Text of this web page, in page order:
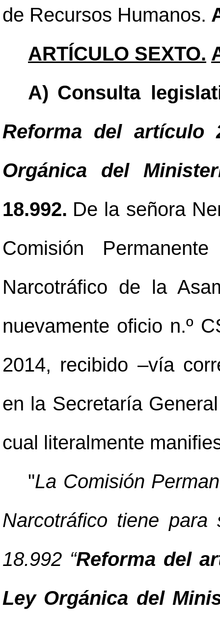
de Recursos Humanos.
ARTÍCULO SEXTO.
A) Consulta
Reforma del artículo
Orgánica del
18.992. De la señora
Comisión
Narcotráfico de la
nuevamente oficio n.º
2014, recibido –vía
en la Secretaría
cual literalmente
"La Comisión
Narcotráfico tiene
18.992 “Reforma del
Ley Orgánica del